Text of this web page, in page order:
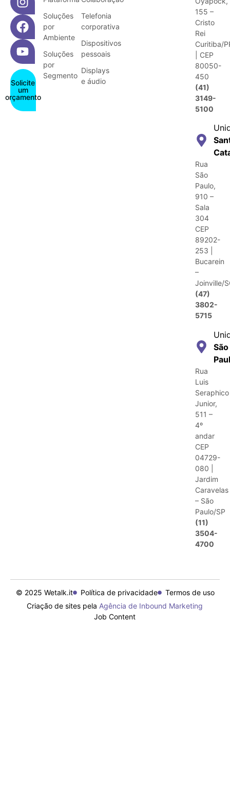
Solicite
um
orçamento
Soluções
por
Ambiente
Soluções
por
Segmento
Telefonia
corporativa
Dispositivos
pessoais
Displays
e áudio
155 –
Cristo
Rei
Curitiba/
| CEP
80050-
450
(41)
3149-
5100
Rua
São
Paulo,
910 –
Sala
304
CEP
89202-
253 |
Bucarein
–
Joinville/
(47)
3802-
5715
São
Rua
Luis
Seraphico
Junior,
511 –
4º
andar
CEP
04729-
080 |
Jardim
Caravelas
– São
Paulo/SP
(11)
3504-
4700
© 2025 Wetalk.it Política de privacidade
Termos de uso
Criação de sites pela Agência de Inbound Marketing
Job Content